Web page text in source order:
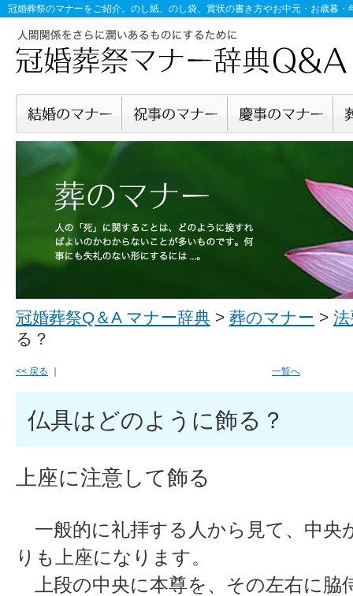
冠婚葬祭のマナーをご紹介。のし紙、のし袋、賞状の書き方やお中元・お歳暮
冠婚葬祭Q＆A マナー辞典 > 葬のマナー >
る？
<< 戻る ｜ 一覧へ
仏具はどのように飾る？
上座に注意して飾る
一般的に礼拝する人から見て、中央
りも上座になります。
上段の中央に本尊を、その左右に脇